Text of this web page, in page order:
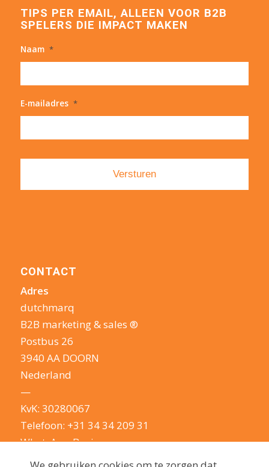
TIPS PER EMAIL, ALLEEN VOOR B2B
SPELERS DIE IMPACT MAKEN
Naam *
E-mailadres *
CONTACT
Adres
dutchmarq
B2B marketing & sales ®
Postbus 26
3940 AA DOORN
Nederland
—
KvK: 30280067
Telefoon: +31 34 34 209 31
WhatsApp Business
E-mail:
info@dutchmarq.nl